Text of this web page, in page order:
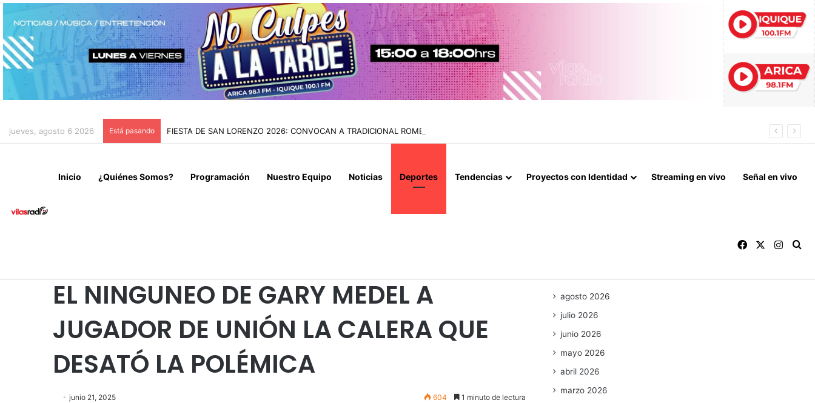
jueves, agosto 6 2026 Está pasando FIESTA DE SAN LORENZO 2026: CONVOCAN A TRADICIONAL ROMERÍA AL CEMENTERIO PARA RECORDAR A DEVOTOS Y PROMESANTES
Inicio ¿Quiénes Somos? Programación Nuestro Equipo Noticias Deportes Tendencias Proyectos con Identidad Streaming en vivo Señal en vivo
Facebook
EL NINGUNEO DE GARY MEDEL A
JUGADOR DE UNIÓN LA CALERA QUE
DESATÓ LA POLÉMICA
junio 21, 2025 604 1 minuto de lectura
agosto 2026
julio 2026
junio 2026
mayo 2026
abril 2026
marzo 2026